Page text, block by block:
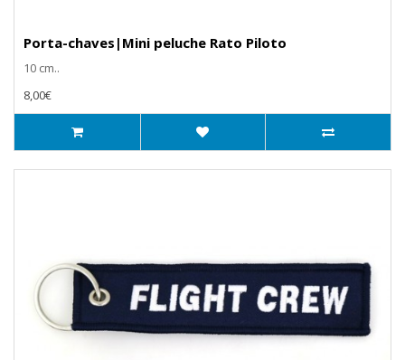
Porta-chaves|Mini peluche Rato Piloto
10 cm..
8,00€